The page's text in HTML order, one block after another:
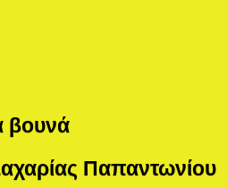
βουνά
Παπαντωνίου